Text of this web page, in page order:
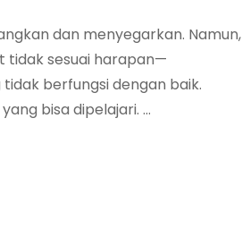
dan menyegarkan. Namun,
tidak sesuai harapan—
berfungsi dengan baik.
bisa dipelajari. …